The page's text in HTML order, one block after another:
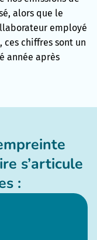
alors que le
employé
ces chiffres sont un
année après
s’articule
: